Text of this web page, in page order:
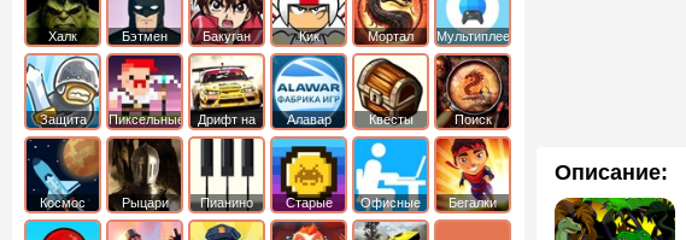
Описание:
Халк Бэтмен Бакуган
Кик
Бутовский
Мортал
комбат
Мультиплеер
Защита
королевства
Пиксельные
Дрифт на
машинах
Алавар Квесты
Поиск
предметов
Космос Рыцари Пианино Старые Офисные Бегалки